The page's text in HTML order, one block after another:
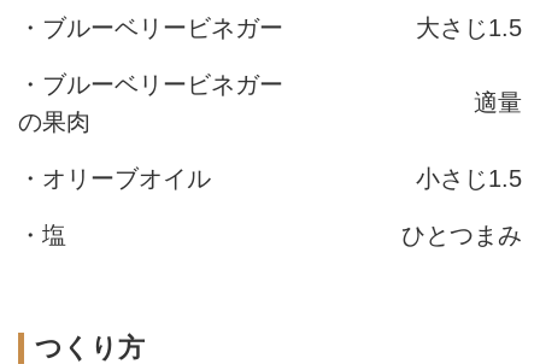
・ブルーベリービネガー 大さじ1.5
・ブルーベリービネガー
の果肉
適量
・オリーブオイル 小さじ1.5
・塩 ひとつまみ
つくり方